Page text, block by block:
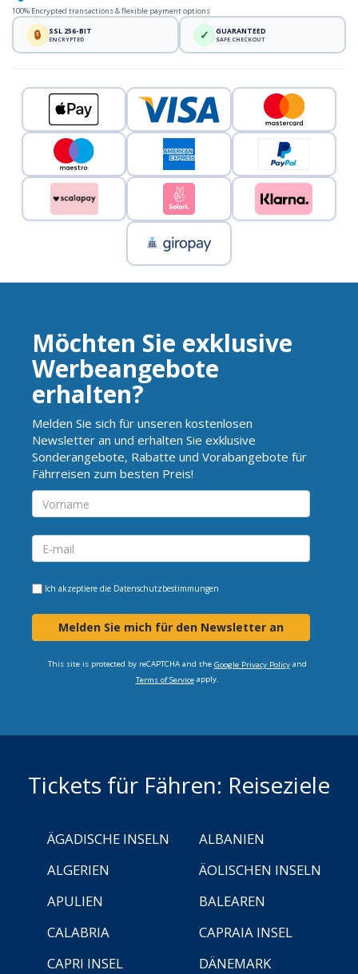
100% Encrypted transactions & flexible payment options
🔒 SSL 256-BIT
ENCRYPTED ✓ GUARANTEED
SAFE CHECKOUT
Möchten Sie exklusive
Werbeangebote
erhalten?
Melden Sie sich für unseren kostenlosen
Newsletter an und erhalten Sie exklusive
Sonderangebote, Rabatte und Vorabangebote für
Fährreisen zum besten Preis!
Ich akzeptiere die Datenschutzbestimmungen
Melden Sie mich für den Newsletter an
This site is protected by reCAPTCHA and the Google Privacy Policyand
Terms of Serviceapply.
Tickets für Fähren: Reiseziele
ÄGADISCHE INSELN
ALBANIEN
ALGERIEN
ÄOLISCHEN INSELN
APULIEN
BALEAREN
CALABRIA
CAPRAIA INSEL
CAPRI INSEL
DÄNEMARK